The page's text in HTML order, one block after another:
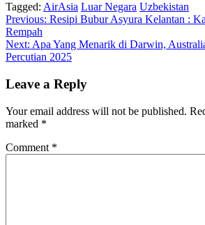
Tagged: AirAsia Luar Negara Uzbekistan
Post
navigation
Previous: Resipi Bubur Asyura Kelantan :
Rempah
Next: Apa Yang Menarik di Darwin,
Percutian 2025
Leave a Reply
Your email address will not be published.
marked *
Comment *